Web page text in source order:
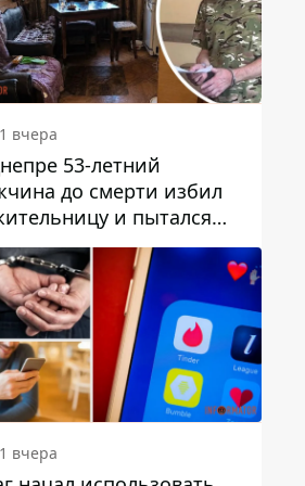
вчера
53-летний
до смерти избил
и пытался
преступление:
вчера